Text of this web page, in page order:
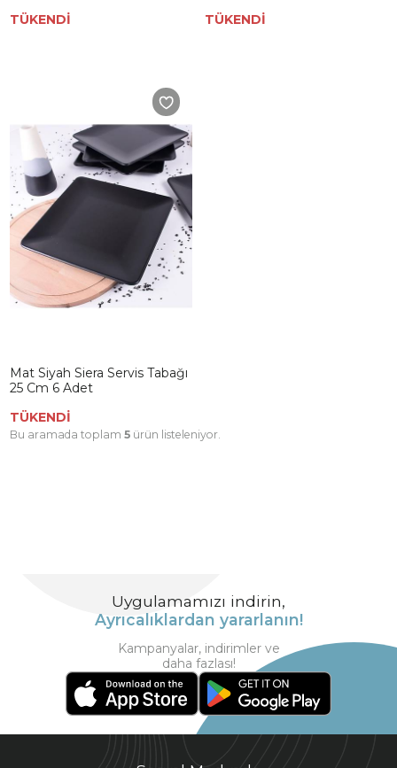
TÜKENDİ
TÜKENDİ
Mat Siyah Siera Servis Tabağı
25 Cm 6 Adet
TÜKENDİ
Bu aramada toplam 5ürün listeleniyor.
Uygulamamızı indirin,
Ayrıcalıklardan yararlanın!
Kampanyalar, indirimler ve
daha fazlası!